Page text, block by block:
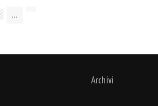
...
Archivi